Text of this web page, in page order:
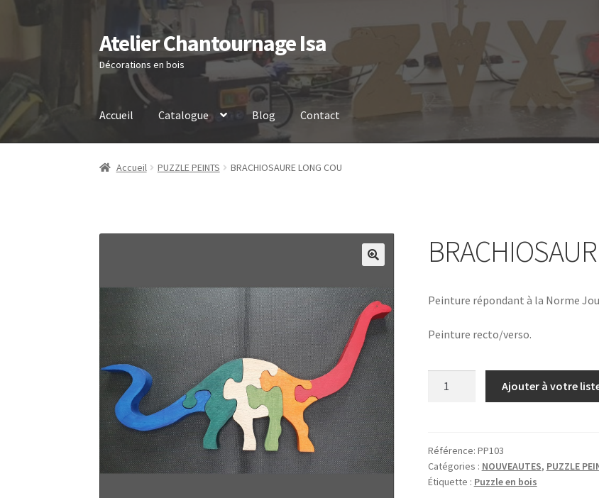
Aller
à
la
navigation
Aller
au
contenu
Atelier Chantournage Isa
Décorations en bois
Accueil Catalogue Blog Contact
Accueil PUZZLE PEINTS BRACHIOSAURE LONG COU
Peinture répondant à la Norme
Peinture recto/verso.
COU
Ajouter à votre
Référence: PP103
Catégories : NOUVEAUTES, PUZZLE
Étiquette : Puzzle en bois